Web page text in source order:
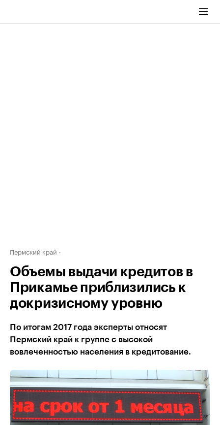
Пермский край
Объемы выдачи кредитов в
Прикамье приблизились к
докризисному уровню
По итогам 2017 года эксперты относят
Пермский край к группе с высокой
вовлеченностью населения в кредитование.